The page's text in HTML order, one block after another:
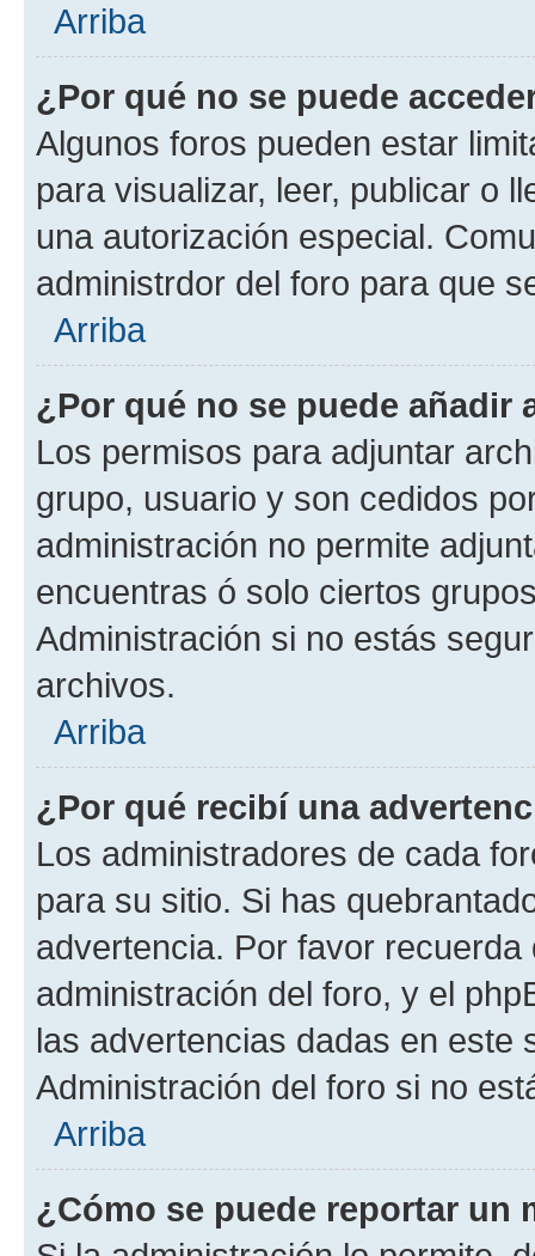
Arriba
¿Por qué no se puede
Algunos foros pueden estar
para visualizar, leer, publicar o
una autorización especial.
administrdor del foro para que
Arriba
¿Por qué no se puede añadir
Los permisos para adjuntar
grupo, usuario y son cedidos
administración no permite
encuentras ó solo ciertos
Administración si no estás
archivos.
Arriba
¿Por qué recibí una
Los administradores de cada
para su sitio. Si has
advertencia. Por favor
administración del foro, y el
las advertencias dadas en este
Administración del foro si no
Arriba
¿Cómo se puede reportar un